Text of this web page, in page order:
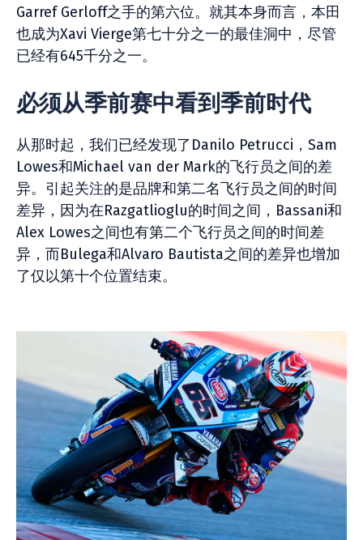
Garref Gerloff之手的第六位。就其本身而言，本田
也成为Xavi Vierge第七十​​分之一的最佳洞中，尽管
已经有645千分之一。
必须从季前赛中看到季前时代
从那时起，我们已经发现了Danilo Petrucci，Sam
Lowes和Michael van der Mark的飞行员之间的差
异。引起关注的是品牌和第二名飞行员之间的时间
差异，因为在Razgatlioglu的时间之间，Bassani和
Alex Lowes之间也有第二个飞行员之间的时间差
异，而Bulega和Alvaro Bautista之间的差异也增加
了仅以第十个位置结束。